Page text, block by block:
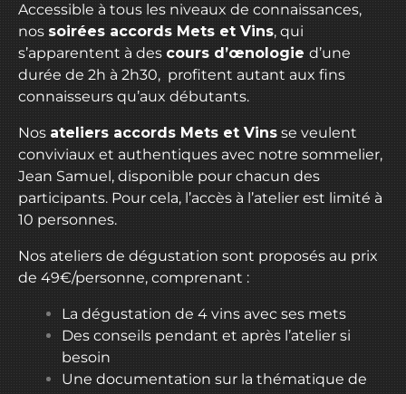
Accessible à tous les niveaux de connaissances,
nos soirées accords Mets et Vins, qui
s’apparentent à des cours d’œnologie d’une
durée de 2h à 2h30, profitent autant aux fins
connaisseurs qu’aux débutants.
Nos ateliers accords Mets et Vins se veulent
conviviaux et authentiques avec notre sommelier,
Jean Samuel, disponible pour chacun des
participants. Pour cela, l’accès à l’atelier est limité à
10 personnes.
Nos ateliers de dégustation sont proposés au prix
de 49€/personne, comprenant :
La dégustation de 4 vins avec ses mets
Des conseils pendant et après l’atelier si
besoin
Une documentation sur la thématique de